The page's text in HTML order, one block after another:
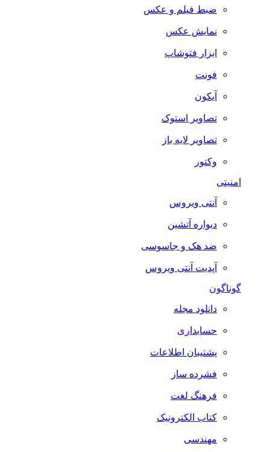
ضبط فيلم و عكس
نمایش عکس
ابزار فتوشاپ
فونت
آیکون
تصاویر استوک
تصاویر لایه باز
وکتور
امنیتی
آنتی ویروس
دیواره آتشین
ضد هک و جاسوسی
آپدیت آنتی ویروس
گوناگون
دانلود مجله
حسابداری
پشتیبان اطلاعات
فشرده ساز
فرهنگ لغت
کتاب الکترونیک
مهندسی